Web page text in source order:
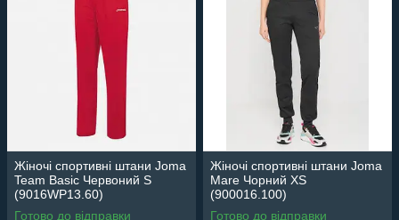
Жіночі спортивні штани Joma
Team Basic Червоний S
(9016WP13.60)
Готово до відправки
Жіночі спортивні штани Joma
Mare Чорний XS
(900016.100)
Готово до відправки